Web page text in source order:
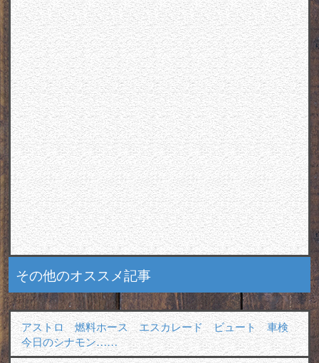
その他のオススメ記事
アストロ 燃料ホース エスカレード ビュート 車検
今日のシナモン……